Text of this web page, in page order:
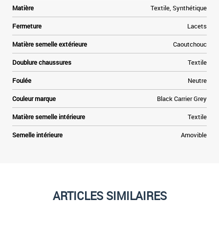
Matière Textile, Synthétique
Fermeture Lacets
Matière semelle extérieure Caoutchouc
Doublure chaussures Textile
Foulée Neutre
Couleur marque Black Carrier Grey
Matière semelle intérieure Textile
Semelle intérieure Amovible
ARTICLES SIMILAIRES